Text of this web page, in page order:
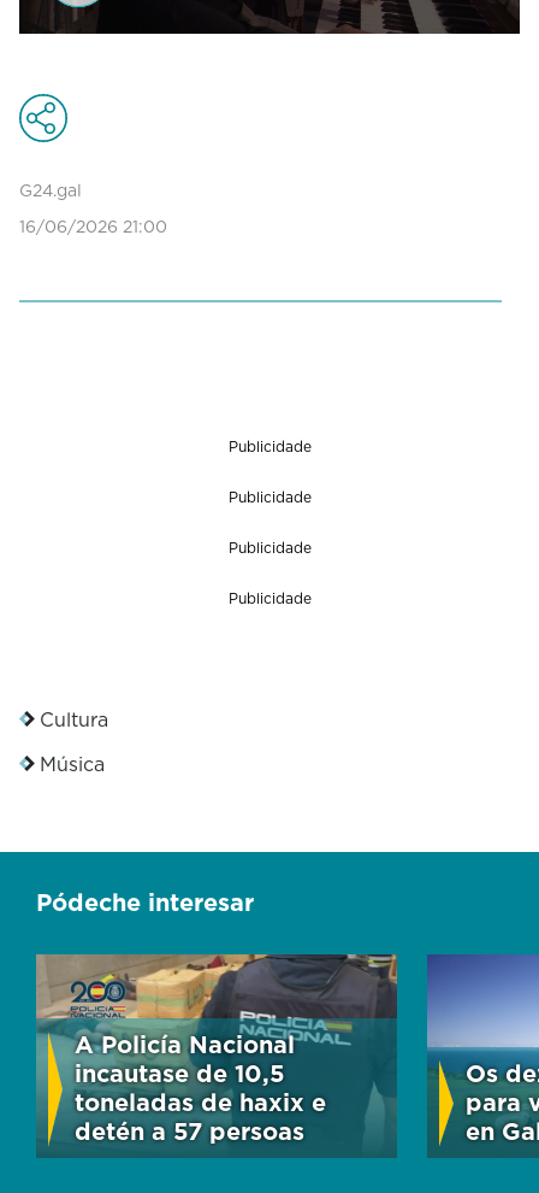
c
o
d
o
s
G24.gal
16/06/2026 21:00
Publicidade
Publicidade
Publicidade
Publicidade
Cultura
Música
Pódeche interesar
A Policía Nacional
incautase de 10,5
toneladas de haxix e
detén a 57 persoas
Os
para
en